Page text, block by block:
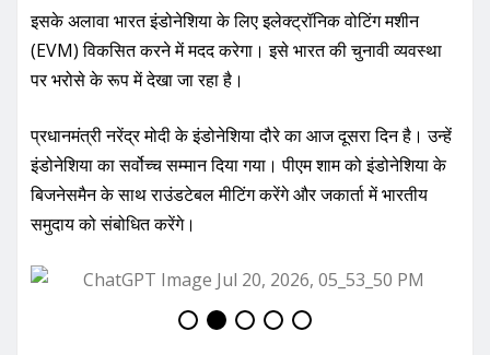
इसके अलावा भारत इंडोनेशिया के लिए इलेक्ट्रॉनिक वोटिंग मशीन
(EVM) विकसित करने में मदद करेगा। इसे भारत की चुनावी व्यवस्था
पर भरोसे के रूप में देखा जा रहा है।
प्रधानमंत्री नरेंद्र मोदी के इंडोनेशिया दौरे का आज दूसरा दिन है। उन्हें
इंडोनेशिया का सर्वोच्च सम्मान दिया गया। पीएम शाम को इंडोनेशिया के
बिजनेसमैन के साथ राउंडटेबल मीटिंग करेंगे और जकार्ता में भारतीय
समुदाय को संबोधित करेंगे।